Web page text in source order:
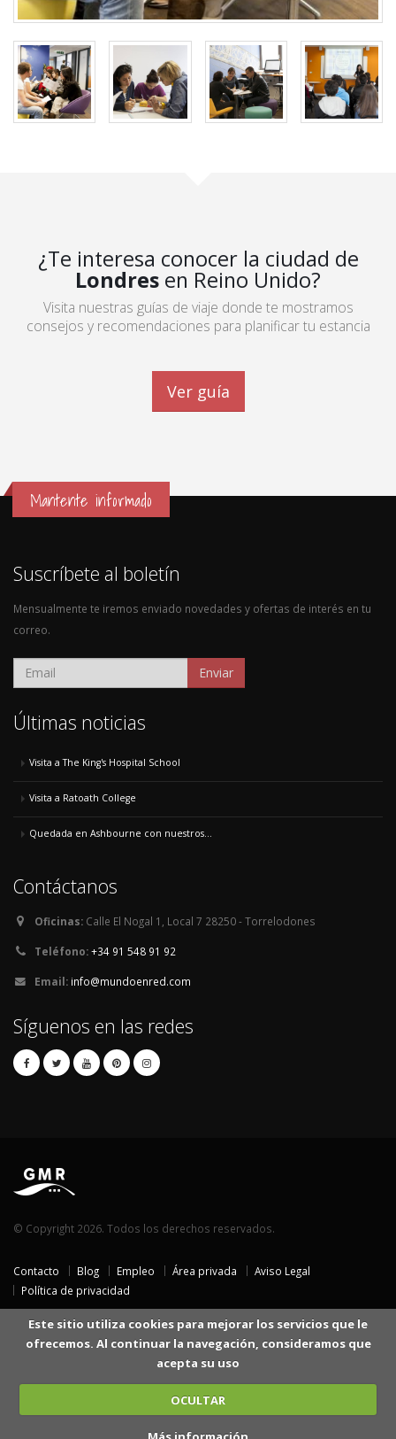
¿Te interesa conocer la ciudad de
Londres en Reino Unido?
Visita nuestras guías de viaje donde te mostramos
consejos y recomendaciones para planificar tu estancia
Ver guía
Mantente informado
Suscríbete al boletín
Mensualmente te iremos enviado novedades y ofertas de interés en tu
correo.
Enviar
Últimas noticias
Visita a The King's Hospital School
Visita a Ratoath College
Quedada en Ashbourne con nuestros...
Contáctanos
Oficinas: Calle El Nogal 1, Local 7 28250 - Torrelodones
Teléfono:+34 91 548 91 92
Email: info@mundoenred.com
Síguenos en las redes
© Copyright 2026. Todos los derechos reservados.
Contacto Blog Empleo Área privada
Aviso Legal
Política de privacidad
Este sitio utiliza cookies para mejorar los servicios que le
ofrecemos. Al continuar la navegación, consideramos que
acepta su uso
OCULTAR